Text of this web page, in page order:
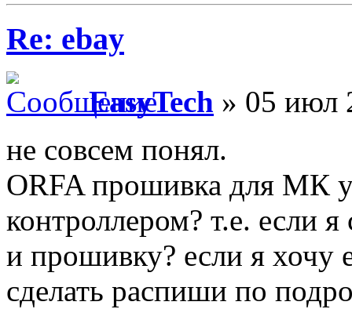
Re: ebay
EasyTech » 05 июл
не совсем понял.
ORFA прошивка для МК
контроллером? т.е. если
и прошивку? если я хочу
сделать распиши по